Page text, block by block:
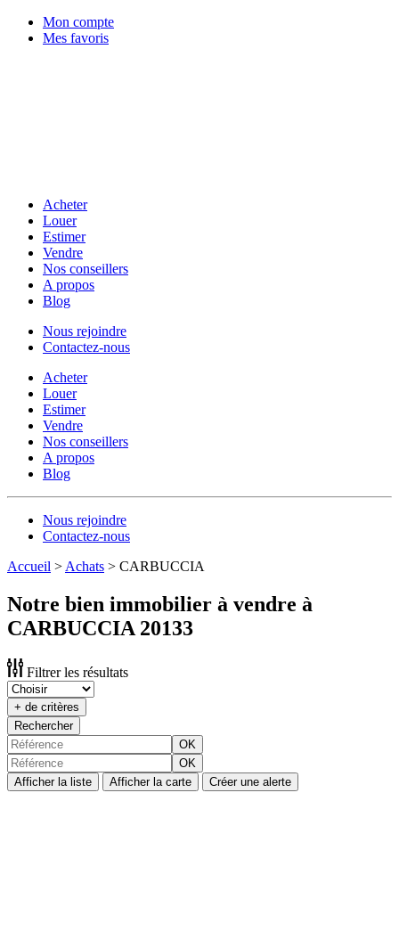
Mon compte
Mes favoris
Acheter
Louer
Estimer
Vendre
Nos conseillers
A propos
Blog
Nous rejoindre
Contactez-nous
Acheter
Louer
Estimer
Vendre
Nos conseillers
A propos
Blog
Nous rejoindre
Contactez-nous
Accueil > Achats > CARBUCCIA
Notre bien immobilier à vendre à
CARBUCCIA 20133
Filtrer les résultats
+ de critères
Rechercher
OK
OK
Afficher la liste
Afficher la carte Créer une alerte